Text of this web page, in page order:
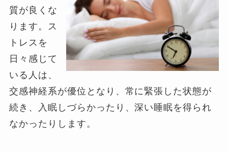
質が良くな
ります。ス
トレスを
日々感じて
いる人は、
交感神経系が優位となり、常に緊張した状態が
続き、入眠しづらかったり、深い睡眠を得られ
なかったりします。